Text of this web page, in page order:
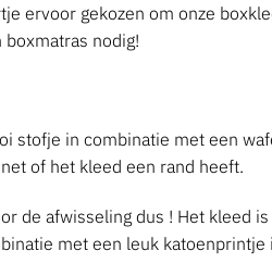
ervoor gekozen om onze
nodig!
in combinatie met een
of het kleed een rand heeft.
de afwisseling dus ! Het kleed
met een leuk